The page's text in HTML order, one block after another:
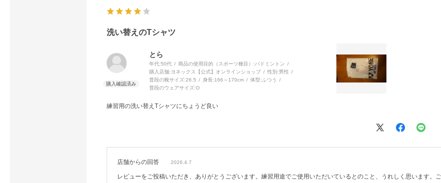
洗い替えのTシャツ
とら
年代:50代 商品の使用目的（スポーツ種目）:バドミントン
購入店舗: ヨネックス【公式】オンラインショップ 性別:男性
普段の靴サイズ:26.5 身長:166～170cm 体型: ふつう
普段のウェアサイズ:O
練習用の洗い替えTシャツにちょうど良い
店舗からの回答 2026.4.7
レビューをご投稿いただき、ありがとうございます。練習用途でご使用いただいているとのこと、うれしく思います。